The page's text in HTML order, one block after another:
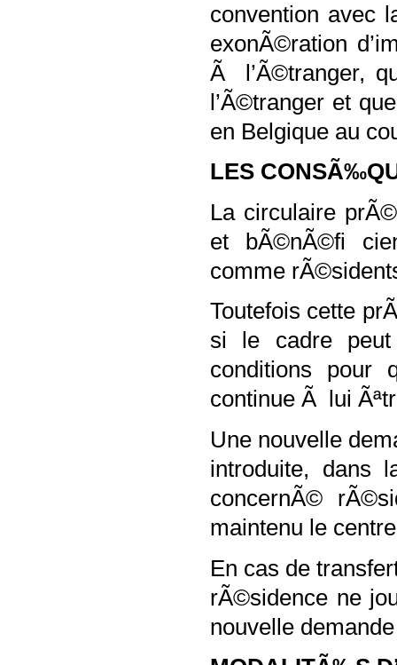
convention avec
exonÃ©ration
Ã l’Ã©tranger,
l’Ã©tranger et
en Belgique au
LES
La circulaire
et bÃ©nÃ©fi
comme
Toutefois cette
si le cadre peut
conditions pour
continue Ã lui
Une nouvelle
introduite, dans
concernÃ©
maintenu le
En cas de
rÃ©sidence ne
nouvelle